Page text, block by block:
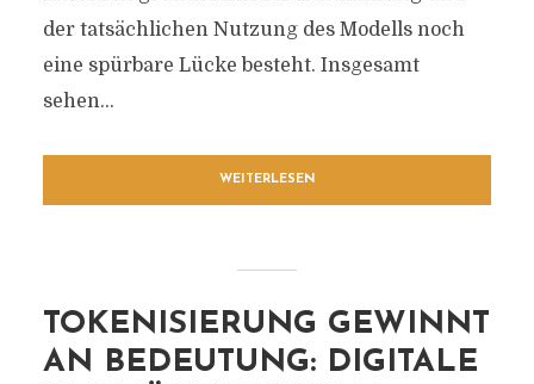
der tatsächlichen Nutzung des Modells noch
eine spürbare Lücke besteht. Insgesamt
sehen...
WEITERLESEN
TOKENISIERUNG GEWINNT
AN BEDEUTUNG: DIGITALE